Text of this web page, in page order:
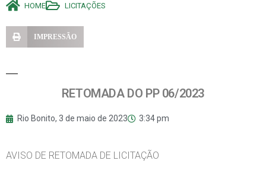
HOME LICITAÇÕES
IMPRESSÃO
RETOMADA DO PP 06/2023
Rio Bonito, 3 de maio de 2023 3:34 pm
AVISO DE RETOMADA DE LICITAÇÃO